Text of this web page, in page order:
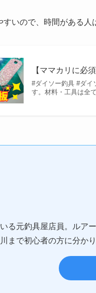
いので、時間がある人
【ママカリに必
#ダイソー釣具 #ダイ
す。材料・工具は全
る元釣具屋店員。ルア
まで初心者の方に分か